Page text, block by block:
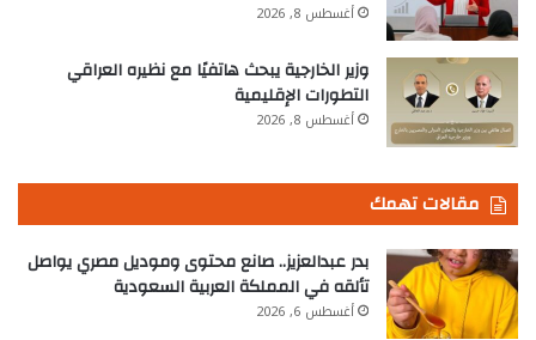
أغسطس 8, 2026
وزير الخارجية يبحث هاتفيًا مع نظيره العراقي
التطورات الإقليمية
أغسطس 8, 2026
مقالات تهمك
بدر عبدالعزيز.. صانع محتوى وموديل مصري يواصل
تألقه في المملكة العربية السعودية
أغسطس 6, 2026